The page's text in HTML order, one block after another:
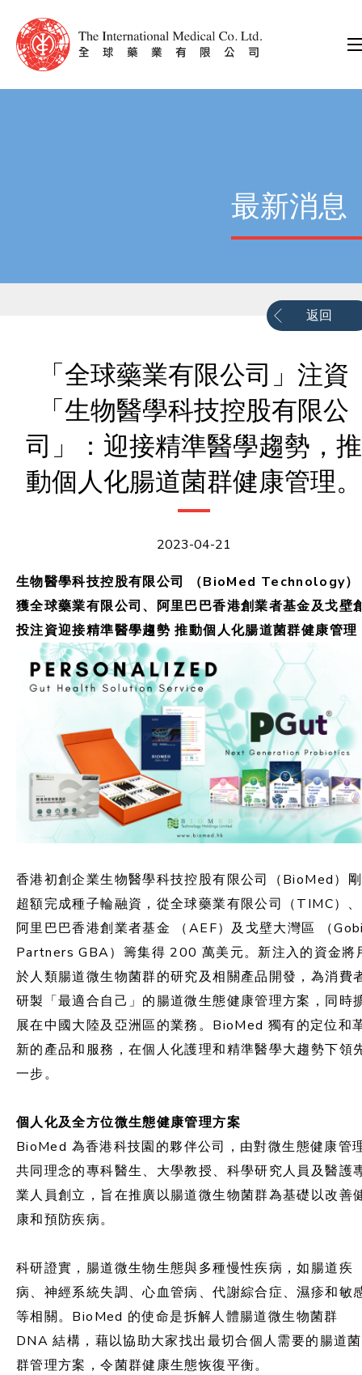
最新消息
返回
「全球藥業有限公司」注資
「生物醫學科技控股有限公
司」：迎接精準醫學趨勢，推
動個人化腸道菌群健康管理。
2023-04-21
生物醫學科技控股有限公司 （BioMed Technology）
獲全球藥業有限公司、阿里巴巴香港創業者基金及戈壁
投注資迎接精準醫學趨勢 推動個人化腸道菌群健康管理
香港初創企業生物醫學科技控股有限公司（BioMed）剛
超額完成種子輪融資，從全球藥業有限公司（TIMC）、
阿里巴巴香港創業者基金 （AEF）及戈壁大灣區 （
Partners GBA）籌集得 200 萬美元。新注入的資金將
於人類腸道微生物菌群的研究及相關產品開發，為消費
研製「最適合自己」的腸道微生態健康管理方案，同時
展在中國大陸及亞洲區的業務。BioMed 獨有的定位和
新的產品和服務，在個人化護理和精準醫學大趨勢下領
一步。
個人化及全方位微生態健康管理方案
BioMed 為香港科技園的夥伴公司，由對微生態健康管
共同理念的專科醫生、大學教授、科學研究人員及醫護
業人員創立，旨在推廣以腸道微生物菌群為基礎以改善
康和預防疾病。
科研證實，腸道微生物生態與多種慢性疾病，如腸道疾
病、神經系統失調、心血管病、代謝綜合症、濕疹和敏
等相關。BioMed 的使命是拆解人體腸道微生物菌群
DNA 結構，藉以協助大家找出最切合個人需要的腸道菌
群管理方案，令菌群健康生態恢復平衡。